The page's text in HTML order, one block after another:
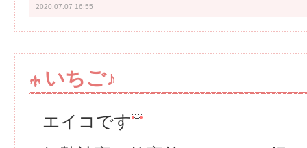
2020.07.07 16:55
いちご♪
エイコです